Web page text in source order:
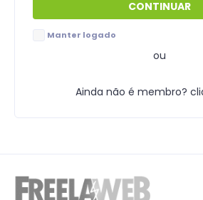
Manter logado
ou
Ainda não é membro?